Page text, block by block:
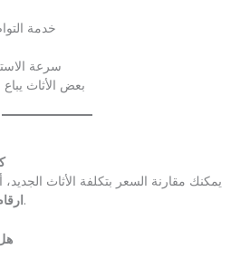
خدمة
سرعة
بعض الأثاث
يمكنك مقارنة السعر بتكلفة الأثاث
.